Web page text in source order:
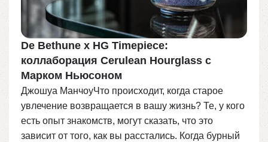
De Bethune x HG Timepiece:
коллаборация Cerulean Hourglass с
Марком Ньюсоном
Джошуа МанчоуЧто происходит, когда старое
увлечение возвращается в вашу жизнь? Те, у кого
есть опыт знакомств, могут сказать, что это
зависит от того, как вы расстались. Когда бурный